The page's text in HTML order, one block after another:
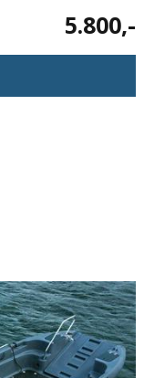
5.800,-